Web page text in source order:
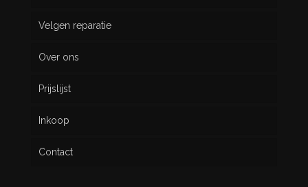
Gebruikt
Velgen reparatie
Over ons
Prijslijst
Inkoop
Contact